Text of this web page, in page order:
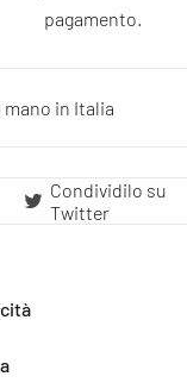
pagamento.
mano in Italia
Condividilo su
Twitter